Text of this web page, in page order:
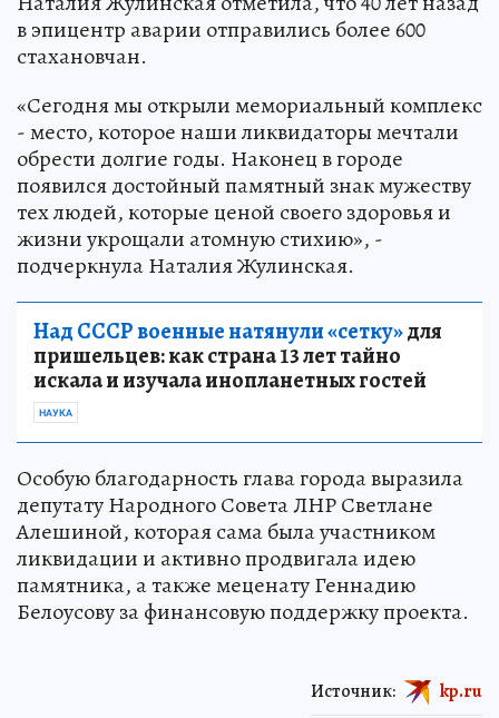
в эпицентр аварии отправились более 600
стахановчан.
«Сегодня мы открыли мемориальный комплекс
- место, которое наши ликвидаторы мечтали
обрести долгие годы. Наконец в городе
появился достойный памятный знак мужеству
тех людей, которые ценой своего здоровья и
жизни укрощали атомную стихию», -
подчеркнула Наталия Жулинская.
Над СССР военные натянули «сетку»для
пришельцев: как страна 13 лет тайно
искала и изучала инопланетных гостей
НАУКА
Особую благодарность глава города выразила
депутату Народного Совета ЛНР Светлане
Алешиной, которая сама была участником
ликвидации и активно продвигала идею
памятника, а также меценату Геннадию
Белоусову за финансовую поддержку проекта.
Источник: kp.ru